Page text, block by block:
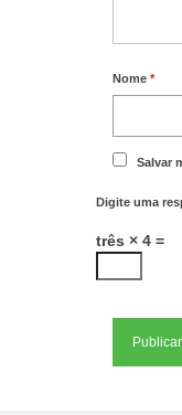
Nome *
Salvar
Digite uma
três × 4 =